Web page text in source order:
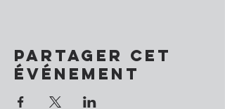
Partager cet
événement